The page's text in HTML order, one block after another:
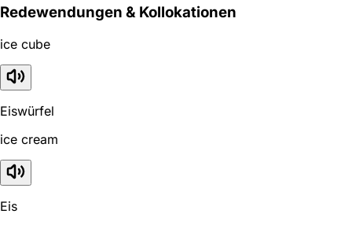
Redewendungen & Kollokationen
ice cube
Eiswürfel
ice cream
Eis